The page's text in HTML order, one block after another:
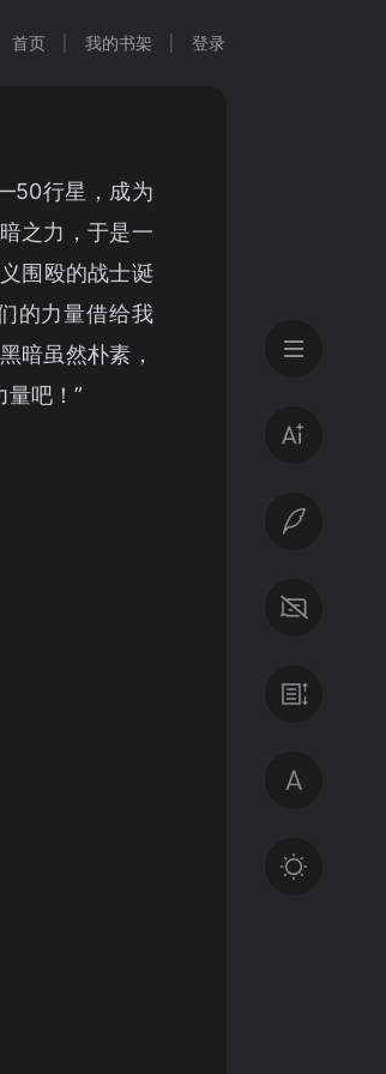
首页 我的书架 登录
行星，成为
之力，于是一
围殴的战士诞
的力量借给我
暗虽然朴素，
量吧！”